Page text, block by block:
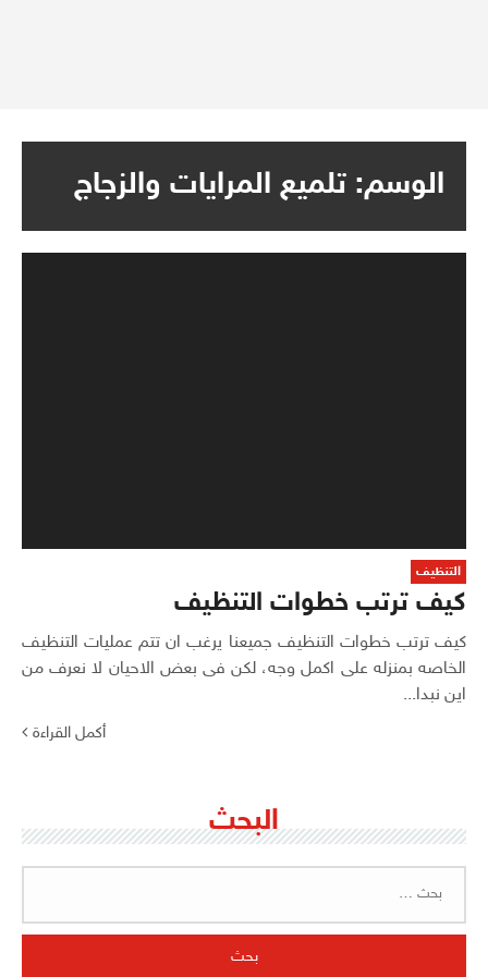
الوسم: تلميع المرايات والزجاج
التنظيف
كيف ترتب خطوات التنظيف
كيف ترتب خطوات التنظيف جميعنا يرغب ان تتم عمليات التنظيف
الخاصه بمنزله على اكمل وجه، لكن فى بعض الاحيان لا نعرف من
اين نبدا...
أكمل القراءة
البحث